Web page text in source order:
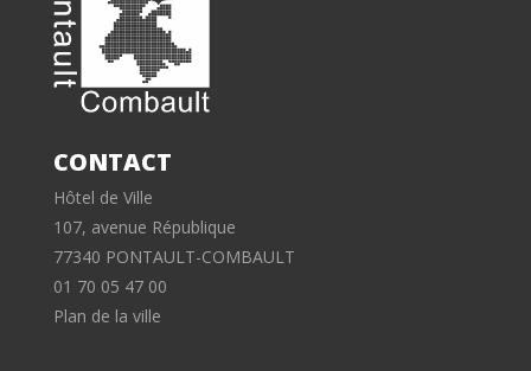
CONTACT
Hôtel de Ville
107, avenue République
77340 PONTAULT-COMBAULT
01 70 05 47 00
Plan de la ville